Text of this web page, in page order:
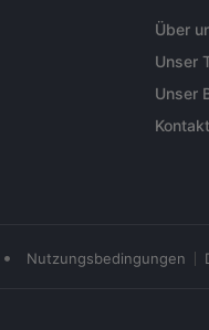
Über
Unser
Unser
Kontakt
• Nutzungsbedingungen